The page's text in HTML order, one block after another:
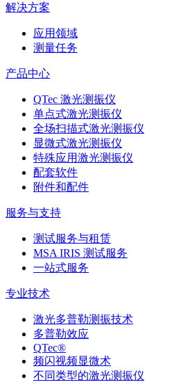
解决方案
应用领域
测量任务
产品中心
QTec 激光测振仪
单点式激光测振仪
全场扫描式激光测振仪
显微式激光测振仪
特殊应用激光测振仪
配套软件
附件和配件
服务与支持
测试服务与租赁
MSA IRIS 测试服务
一站式服务
专业技术
激光多普勒测振技术
多普勒效应
QTec®
频闪视频显微术
不同类型的激光测振仪